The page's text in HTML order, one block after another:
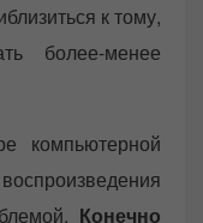
к тому,
более-менее
компьютерной
Конечно